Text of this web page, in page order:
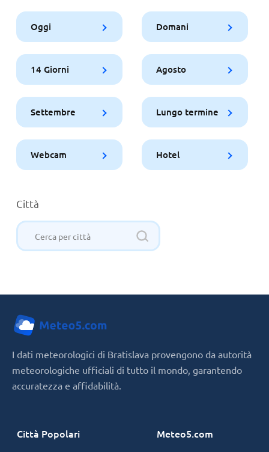
Oggi Domani
14 Giorni Agosto
Settembre Lungo termine
Webcam Hotel
Città
I dati meteorologici di Bratislava provengono da autorità
meteorologiche ufficiali di tutto il mondo, garantendo
accuratezza e affidabilità.
Città Popolari Meteo5.com